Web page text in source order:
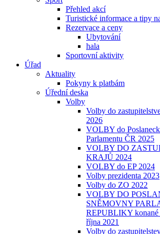
Přehled akcí
Turistické informace a tipy
Rezervace a ceny
Ubytování
hala
Sportovní aktivity
Úřad
Aktuality
Pokyny k platbám
Úřední deska
Volby
Volby do
2026
VOLBY do
Parlamentu ČR 2025
VOLBY DO
KRAJŮ 2024
VOLBY do EP 2024
Volby prezidenta 2023
Volby do ZO 2022
VOLBY DO
SNĚMOVNY
REPUBLIKY konané
října 2021
Volby do